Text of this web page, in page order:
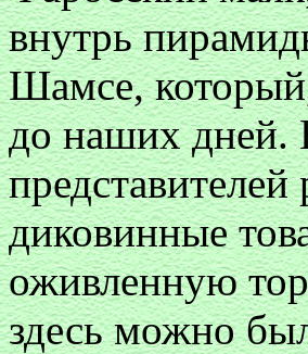
внутрь
Шамсе,
до наших дней.
диковинные
оживленную
здесь можно